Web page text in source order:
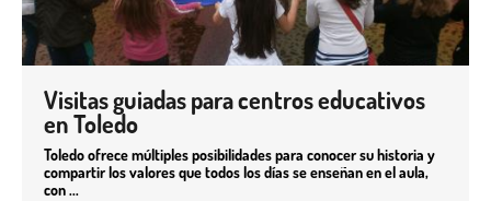
Visitas guiadas para centros educativos
en Toledo
Toledo ofrece múltiples posibilidades para conocer su historia y
compartir los valores que todos los días se enseñan en el aula,
con ...